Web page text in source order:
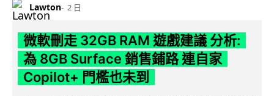
Lawton 2 日
微軟刪走 32GB RAM 遊戲建議 分析:
為 8GB Surface 銷售鋪路 連自家
Copilot+ 門檻也未到